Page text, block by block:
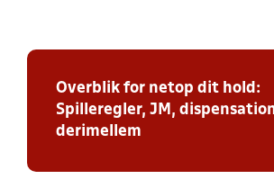
Overblik for netop dit hold:
Spilleregler, JM,
derimellem